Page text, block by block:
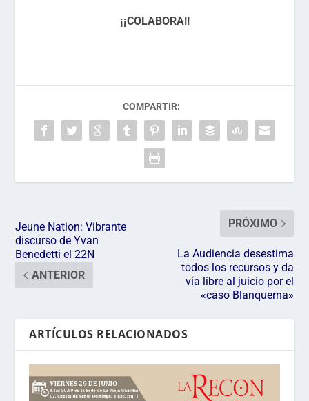
¡¡COLABORA!!
COMPARTIR:
Jeune Nation: Vibrante
discurso de Yvan
Benedetti el 22N
ANTERIOR
PRÓXIMO
La Audiencia desestima
todos los recursos y da
vía libre al juicio por el
«caso Blanquerna»
ARTÍCULOS RELACIONADOS